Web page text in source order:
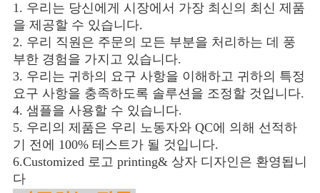
1. 우리는 당신에게 시장에서 가장 최신의 최신 제품
을 제공할 수 있습니다.
2. 우리 직원은 주문의 모든 부분을 처리하는 데 풍
부한 경험을 가지고 있습니다.
3. 우리는 귀하의 요구 사항을 이해하고 귀하의 특정
요구 사항을 충족하도록 솔루션을 조정할 것입니다.
4. 샘플을 사용할 수 있습니다.
5. 우리의 제품은 우리 노동자와 QC에 의해 선적하
기 전에 100% 테스트가 될 것입니다.
6.Customized 로고 printing& 상자 디자인은 환영됩니
다